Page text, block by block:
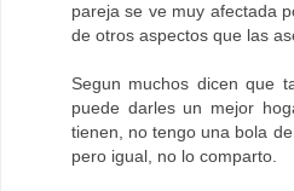
pareja se ve muy afectada
de otros aspectos que las
Segun muchos dicen que
puede darles un mejor
tienen, no tengo una bola
pero igual, no lo comparto.